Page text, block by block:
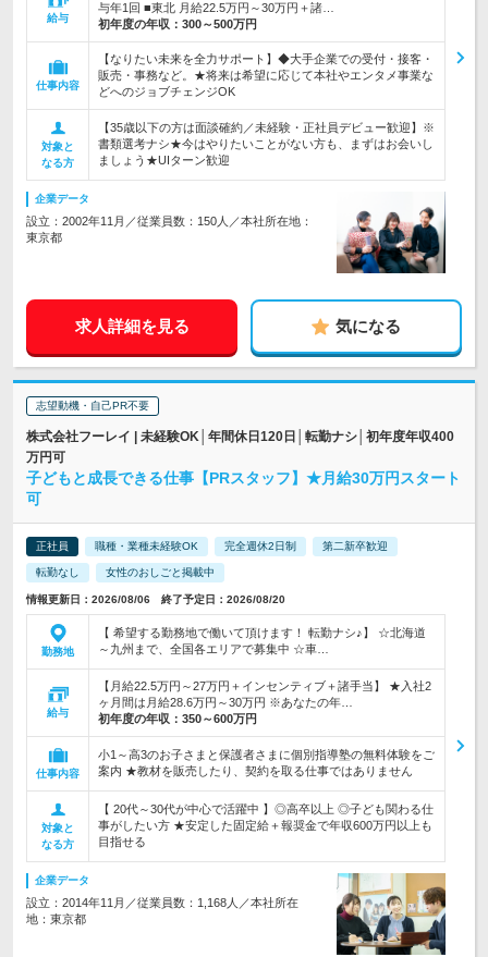
給与
与年1回 ■東北 月給22.5万円～30万円＋諸…
初年度の年収： 300～500万円
仕事内容
【なりたい未来を全力サポート】◆大手企業での受付・接客・
販売・事務など。★将来は希望に応じて本社やエンタメ事業な
どへのジョブチェンジOK
対象と
なる方
【35歳以下の方は面談確約／未経験・正社員デビュー歓迎】※
書類選考ナシ★今はやりたいことがない方も、まずはお会いし
ましょう★UIターン歓迎
企業データ
設立：2002年11月／従業員数：150人／本社所在地：
東京都
求人詳細を見る 気になる
志望動機・自己PR不要
株式会社フーレイ | 未経験OK│年間休日120日│転勤ナシ│初年度年収400
万円可
子どもと成長できる仕事【PRスタッフ】★月給30万円スタート
可
正社員 職種・業種未経験OK 完全週休2日制 第二新卒歓迎
転勤なし 女性のおしごと掲載中
情報更新日：2026/08/06 終了予定日：2026/08/20
勤務地
【 希望する勤務地で働いて頂けます！ 転勤ナシ♪】 ☆北海道
～九州まで、全国各エリアで募集中 ☆車…
給与
【月給22.5万円～27万円＋インセンティブ＋諸手当】 ★入社2
ヶ月間は月給28.6万円～30万円 ※あなたの年…
初年度の年収： 350～600万円
仕事内容
小1～高3のお子さまと保護者さまに個別指導塾の無料体験をご
案内 ★教材を販売したり、契約を取る仕事ではありません
対象と
なる方
【 20代～30代が中心で活躍中 】◎高卒以上 ◎子ども関わる仕
事がしたい方 ★安定した固定給＋報奨金で年収600万円以上も
目指せる
企業データ
設立：2014年11月／従業員数：1,168人／本社所在
地：東京都